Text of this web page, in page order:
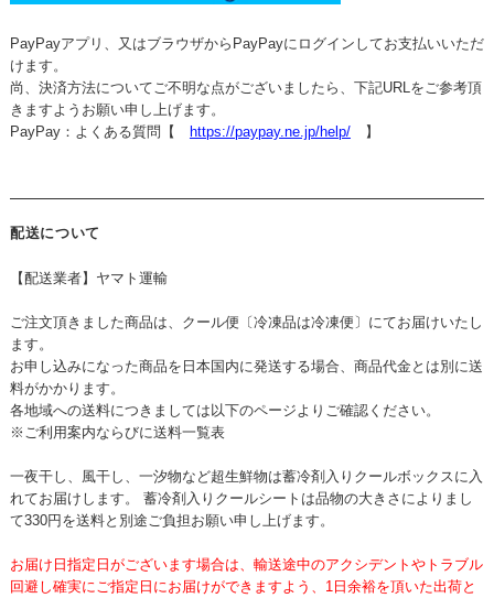
PayPayアプリ、又はブラウザからPayPayにログインしてお支払いいただ
けます。
尚、決済方法についてご不明な点がございましたら、下記URLをご参考頂
きますようお願い申し上げます。
PayPay：よくある質問【
https://paypay.ne.jp/help/】
配送について
【配送業者】ヤマト運輸
ご注文頂きました商品は、クール便〔冷凍品は冷凍便〕にてお届けいたし
ます。
お申し込みになった商品を日本国内に発送する場合、商品代金とは別に送
料がかかります。
各地域への送料につきましては以下のページよりご確認ください。
※ご利用案内ならびに送料一覧表
一夜干し、風干し、一汐物など超生鮮物は蓄冷剤入りクールボックスに入
れてお届けします。 蓄冷剤入りクールシートは品物の大きさによりまし
て330円を送料と別途ご負担お願い申し上げます。
お届け日指定日がございます場合は、輸送途中のアクシデントやトラブル
回避し確実にご指定日にお届けができますよう、1日余裕を頂いた出荷と